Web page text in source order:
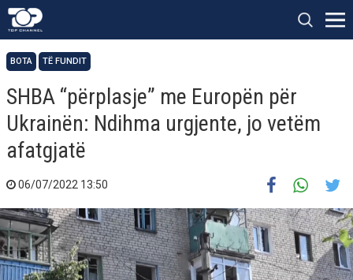
BOTA TË FUNDIT
SHBA “përplasje” me Europën për
Ukrainën: Ndihma urgjente, jo vetëm
afatgjatë
06/07/2022 13:50